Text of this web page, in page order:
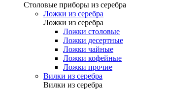
Столовые приборы из серебра
Ложки из серебра
Ложки из серебра
Ложки столовые
Ложки десертные
Ложки чайные
Ложки кофейные
Ложки прочие
Вилки из серебра
Вилки из серебра